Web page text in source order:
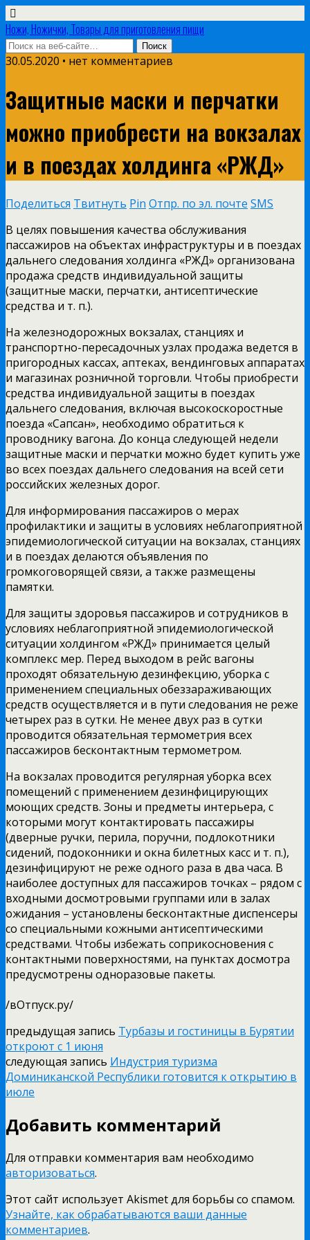
Ножи, Ножички, Товары для приготовления пищи
30.05.2020 • нет комментариев
Защитные маски и перчатки
можно приобрести на вокзалах
и в поездах холдинга «РЖД»
Поделиться Твитнуть Pin Отпр. по эл. почте SMS
В целях повышения качества обслуживания
пассажиров на объектах инфраструктуры и в поездах
дальнего следования холдинга «РЖД» организована
продажа средств индивидуальной защиты
(защитные маски, перчатки, антисептические
средства и т. п.).
На железнодорожных вокзалах, станциях и
транспортно-пересадочных узлах продажа ведется в
пригородных кассах, аптеках, вендинговых аппаратах
и магазинах розничной торговли. Чтобы приобрести
средства индивидуальной защиты в поездах
дальнего следования, включая высокоскоростные
поезда «Сапсан», необходимо обратиться к
проводнику вагона. До конца следующей недели
защитные маски и перчатки можно будет купить уже
во всех поездах дальнего следования на всей сети
российских железных дорог.
Для информирования пассажиров о мерах
профилактики и защиты в условиях неблагоприятной
эпидемиологической ситуации на вокзалах, станциях
и в поездах делаются объявления по
громкоговорящей связи, а также размещены
памятки.
Для защиты здоровья пассажиров и сотрудников в
условиях неблагоприятной эпидемиологической
ситуации холдингом «РЖД» принимается целый
комплекс мер. Перед выходом в рейс вагоны
проходят обязательную дезинфекцию, уборка с
применением специальных обеззараживающих
средств осуществляется и в пути следования не реже
четырех раз в сутки. Не менее двух раз в сутки
проводится обязательная термометрия всех
пассажиров бесконтактным термометром.
На вокзалах проводится регулярная уборка всех
помещений с применением дезинфицирующих
моющих средств. Зоны и предметы интерьера, с
которыми могут контактировать пассажиры
(дверные ручки, перила, поручни, подлокотники
сидений, подоконники и окна билетных касс и т. п.),
дезинфицируют не реже одного раза в два часа. В
наиболее доступных для пассажиров точках – рядом с
входными досмотровыми группами или в залах
ожидания – установлены бесконтактные диспенсеры
со специальными кожными антисептическими
средствами. Чтобы избежать соприкосновения с
контактными поверхностями, на пунктах досмотра
предусмотрены одноразовые пакеты.
/вОтпуск.ру/
предыдущая запись Турбазы и гостиницы в Бурятии
откроют с 1 июня
следующая запись Индустрия туризма
Доминиканской Республики готовится к открытию в
июле
Добавить комментарий
Для отправки комментария вам необходимо
авторизоваться.
Этот сайт использует Akismet для борьбы со спамом.
Узнайте, как обрабатываются ваши данные
комментариев.